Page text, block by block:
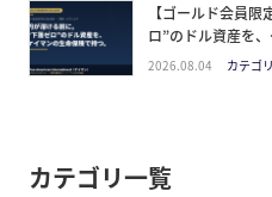
【ゴールド会員
ロ”のドル資産を
2026.08.04 カテゴ
カテゴリ一覧